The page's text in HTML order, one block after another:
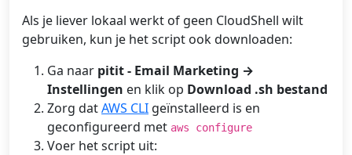
Als je liever lokaal werkt of geen CloudShell wilt
gebruiken, kun je het script ook downloaden:
Ga naar pitit - Email Marketing →
Instellingen en klik op Download .sh bestand
Zorg datAWS CLI geïnstalleerd is en
geconfigureerd met aws configure
Voer het script uit: